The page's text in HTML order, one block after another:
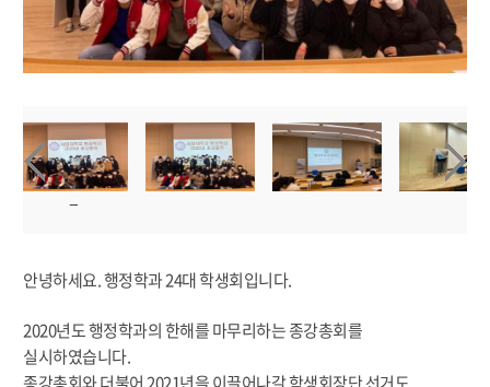
안녕하세요. 행정학과 24대 학생회입니다.
2020년도 행정학과의 한해를 마무리하는 종강총회를
실시하였습니다.